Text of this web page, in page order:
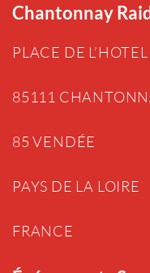
Chantonnay
PLACE DE
85111
85 VENDÉE
PAYS DE LA LOIRE
FRANCE